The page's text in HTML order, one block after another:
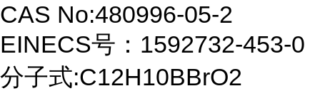
CAS No:480996-05-2
EINECS号：1592732-453-0
分子式:C12H10BBrO2